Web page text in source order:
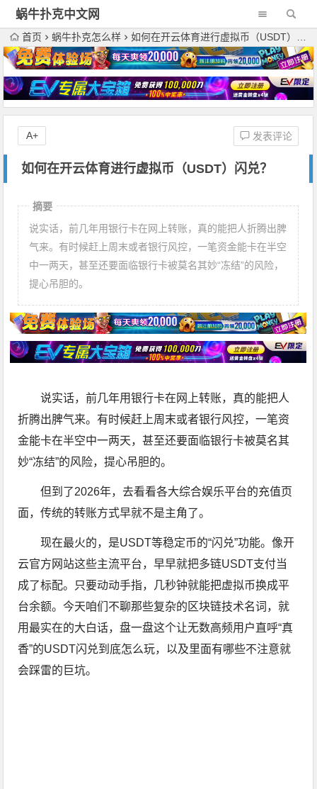
蜗牛扑克中文网
首页 蜗牛扑克怎么样 如何在开云体育进行虚拟币（USDT）闪兑？
如何在开云体育进行虚拟币（USDT）闪兑？
发表评论
A+
摘要
说实话，前几年用银行卡在网上转账，真的能把人折腾出脾
气来。有时候赶上周末或者银行风控，一笔资金能卡在半空
中一两天，甚至还要面临银行卡被莫名其妙“冻结”的风险，
提心吊胆的。
说实话，前几年用银行卡在网上转账，真的能把人
折腾出脾气来。有时候赶上周末或者银行风控，一笔资
金能卡在半空中一两天，甚至还要面临银行卡被莫名其
妙“冻结”的风险，提心吊胆的。
但到了2026年，去看看各大综合娱乐平台的充值页
面，传统的转账方式早就不是主角了。
现在最火的，是USDT等稳定币的“闪兑”功能。像开
云官方网站这些主流平台，早早就把多链USDT支付当
成了标配。只要动动手指，几秒钟就能把虚拟币换成平
台余额。今天咱们不聊那些复杂的区块链技术名词，就
用最实在的大白话，盘一盘这个让无数高频用户直呼“真
香”的USDT闪兑到底怎么玩，以及里面有哪些不注意就
会踩雷的巨坑。